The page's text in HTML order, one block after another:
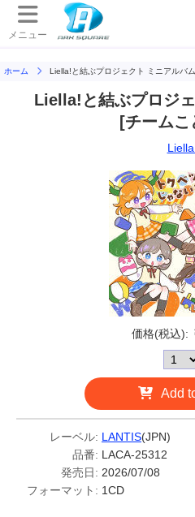
メニュー
ホーム Liella!と結ぶプロジェクト ミニアルバ
Liella!と結ぶプロジ
[チームこ
価格(税込):
Add
レーベル: LANTIS(JPN)
品番: LACA-25312
発売日: 2026/07/08
フォーマット: 1CD